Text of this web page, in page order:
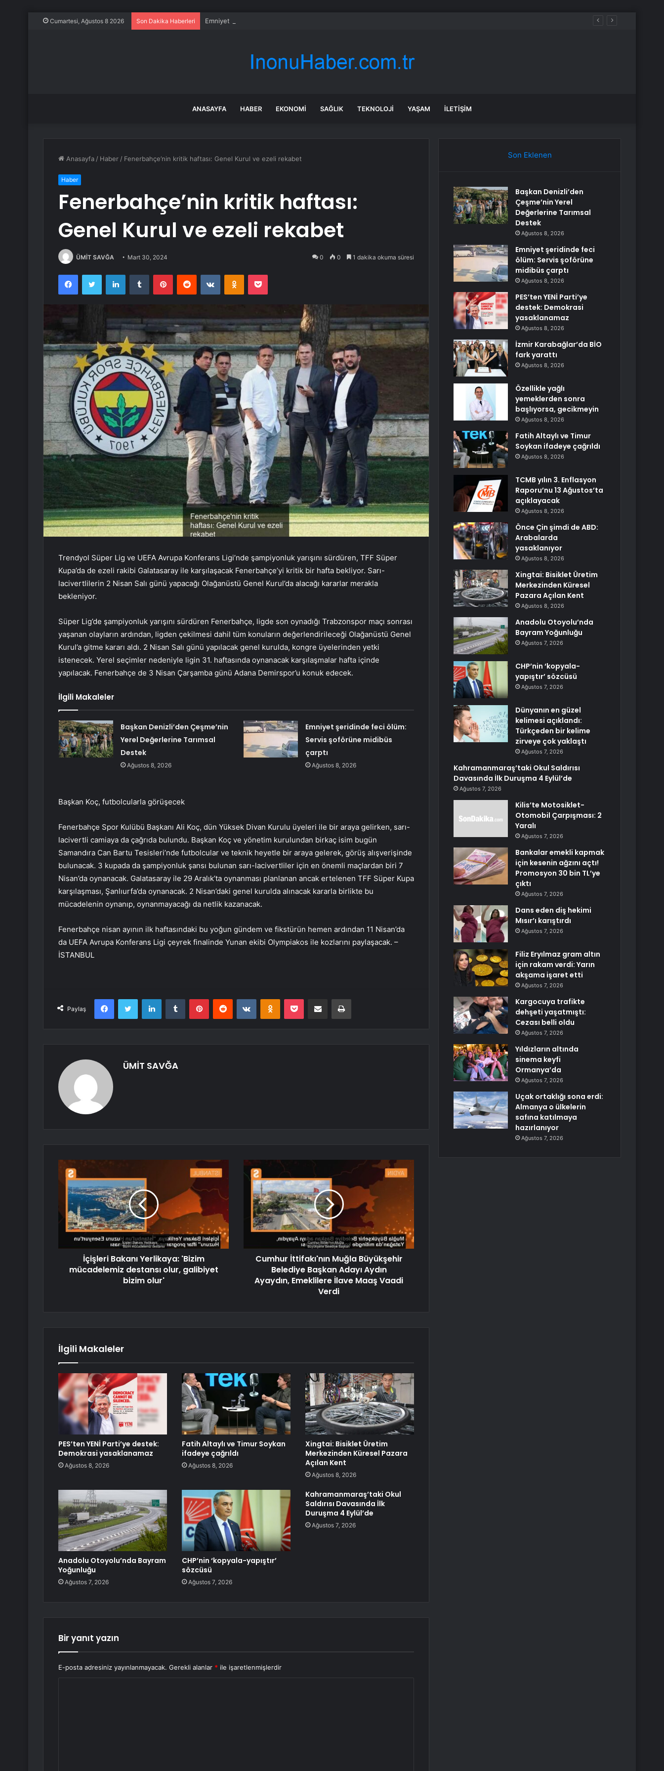
Cumartesi, Ağustos 8 2026 Son Dakika Haberleri Emniyet şeridinde feci ölüm: Servis şoförüne midibüs çarptı
ANASAYFA HABER EKONOMI SAĞLIK TEKNOLOJI YAŞAM İLETIŞIM
Anasayfa / Haber / Fenerbahçe’nin kritik haftası: Genel Kurul ve ezeli rekabet
Haber
Fenerbahçe’nin kritik haftası:
Genel Kurul ve ezeli rekabet
ÜMİT SAVĞA Mart 30, 2024 0 0 1 dakika okuma süresi
FacebookTwitter LinkedInTumblr PinterestReddit VKontakteOdnoklassniki
Pocket
Trendyol Süper Lig ve UEFA Avrupa Konferans Ligi’nde şampiyonluk yarışını sürdüren, TFF Süper
Kupa’da de ezeli rakibi Galatasaray ile karşılaşacak Fenerbahçe’yi kritik bir hafta bekliyor. Sarı-
lacivertlilerin 2 Nisan Salı günü yapacağı Olağanüstü Genel Kurul’da alacağı kararlar merakla
bekleniyor.
Süper Lig’de şampiyonluk yarışını sürdüren Fenerbahçe, ligde son oynadığı Trabzonspor maçı sonrası
yaşanan olayların ardından, ligden çekilmesi dahil tüm konuların değerlendirileceği Olağanüstü Genel
Kurul’a gitme kararı aldı. 2 Nisan Salı günü yapılacak genel kurulda, kongre üyelerinden yetki
istenecek. Yerel seçimler nedeniyle ligin 31. haftasında oynanacak karşılaşmalar hafta içinde
yapılacak. Fenerbahçe de 3 Nisan Çarşamba günü Adana Demirspor’u konuk edecek.
İlgili Makaleler
Başkan Denizli’den Çeşme’nin
Yerel Değerlerine Tarımsal
Destek
Ağustos 8, 2026
Emniyet şeridinde feci ölüm:
Servis şoförüne midibüs
çarptı
Ağustos 8, 2026
Başkan Koç, futbolcularla görüşecek
Fenerbahçe Spor Kulübü Başkanı Ali Koç, dün Yüksek Divan Kurulu üyeleri ile bir araya gelirken, sarı-
lacivertli camiaya da çağrıda bulundu. Başkan Koç ve yönetim kurulundan birkaç isim bugün
Samandıra Can Bartu Tesisleri’nde futbolcular ve teknik heyetle bir araya gelerek, görüş alışverişinde
bulunacak. 3 kupada da şampiyonluk şansı bulunan sarı-lacivertliler için en önemli maçlardan biri 7
Nisan’da oynanacak. Galatasaray ile 29 Aralık’ta oynanması planlanan ancak ertelenen TFF Süper Kupa
karşılaşması, Şanlıurfa’da oynanacak. 2 Nisan’daki genel kurulda alınacak kararla birlikte bu
mücadelenin oynanıp, oynanmayacağı da netlik kazanacak.
Fenerbahçe nisan ayının ilk haftasındaki bu yoğun gündem ve fikstürün hemen ardından 11 Nisan’da
da UEFA Avrupa Konferans Ligi çeyrek finalinde Yunan ekibi Olympiakos ile kozlarını paylaşacak. –
İSTANBUL
Paylaş
FacebookTwitter LinkedInTumblr PinterestReddit VKontakteOdnoklassniki
Pocket E-Posta ile paylaş Yazdır
ÜMİT SAVĞA
İçişleri Bakanı Yerlikaya: 'Bizim
mücadelemiz destansı olur, galibiyet
bizim olur'
Cumhur İttifakı'nın Muğla Büyükşehir
Belediye Başkan Adayı Aydın
Ayaydın, Emeklilere İlave Maaş Vaadi
Verdi
İlgili Makaleler
PES’ten YENİ Parti’ye destek:
Demokrasi yasaklanamaz
Ağustos 8, 2026
Fatih Altaylı ve Timur Soykan
ifadeye çağrıldı
Ağustos 8, 2026
Xingtai: Bisiklet Üretim
Merkezinden Küresel Pazara
Açılan Kent
Ağustos 8, 2026
Anadolu Otoyolu’nda Bayram
Yoğunluğu
Ağustos 7, 2026
CHP’nin ‘kopyala-yapıştır’
sözcüsü
Ağustos 7, 2026
Kahramanmaraş’taki Okul
Saldırısı Davasında İlk
Duruşma 4 Eylül’de
Ağustos 7, 2026
Bir yanıt yazın
E-posta adresiniz yayınlanmayacak. Gerekli alanlar * ile işaretlenmişlerdir
Son Eklenen
Başkan Denizli’den
Çeşme’nin Yerel
Değerlerine Tarımsal
Destek
Ağustos 8, 2026
Emniyet şeridinde feci
ölüm: Servis şoförüne
midibüs çarptı
Ağustos 8, 2026
PES’ten YENİ Parti’ye
destek: Demokrasi
yasaklanamaz
Ağustos 8, 2026
İzmir Karabağlar’da BİO
fark yarattı
Ağustos 8, 2026
Özellikle yağlı
yemeklerden sonra
başlıyorsa, gecikmeyin
Ağustos 8, 2026
Fatih Altaylı ve Timur
Soykan ifadeye çağrıldı
Ağustos 8, 2026
TCMB yılın 3. Enflasyon
Raporu’nu 13 Ağustos’ta
açıklayacak
Ağustos 8, 2026
Önce Çin şimdi de ABD:
Arabalarda
yasaklanıyor
Ağustos 8, 2026
Xingtai: Bisiklet Üretim
Merkezinden Küresel
Pazara Açılan Kent
Ağustos 8, 2026
Anadolu Otoyolu’nda
Bayram Yoğunluğu
Ağustos 7, 2026
CHP’nin ‘kopyala-
yapıştır’ sözcüsü
Ağustos 7, 2026
Dünyanın en güzel
kelimesi açıklandı:
Türkçeden bir kelime
zirveye çok yaklaştı
Ağustos 7, 2026
Kahramanmaraş’taki Okul Saldırısı
Davasında İlk Duruşma 4 Eylül’de
Ağustos 7, 2026
Kilis’te Motosiklet-
Otomobil Çarpışması: 2
Yaralı
Ağustos 7, 2026
Bankalar emekli kapmak
için kesenin ağzını açtı!
Promosyon 30 bin TL’ye
çıktı
Ağustos 7, 2026
Dans eden diş hekimi
Mısır’ı karıştırdı
Ağustos 7, 2026
Filiz Eryılmaz gram altın
için rakam verdi: Yarın
akşama işaret etti
Ağustos 7, 2026
Kargocuya trafikte
dehşeti yaşatmıştı:
Cezası belli oldu
Ağustos 7, 2026
Yıldızların altında
sinema keyfi
Ormanya’da
Ağustos 7, 2026
Uçak ortaklığı sona erdi:
Almanya o ülkelerin
safına katılmaya
hazırlanıyor
Ağustos 7, 2026